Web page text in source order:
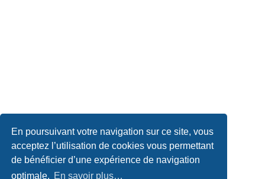
En poursuivant votre navigation sur ce site, vous
acceptez l’utilisation de cookies vous permettant
de bénéficier d’une expérience de navigation
optimale. En savoir plus…